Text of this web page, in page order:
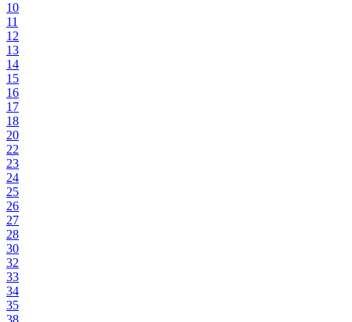
10
11
12
13
14
15
16
17
18
20
22
23
24
25
26
27
28
30
32
33
34
35
38